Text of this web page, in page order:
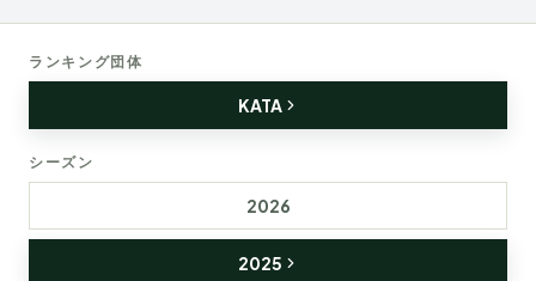
ランキング団体
KATA
シーズン
2026
2025